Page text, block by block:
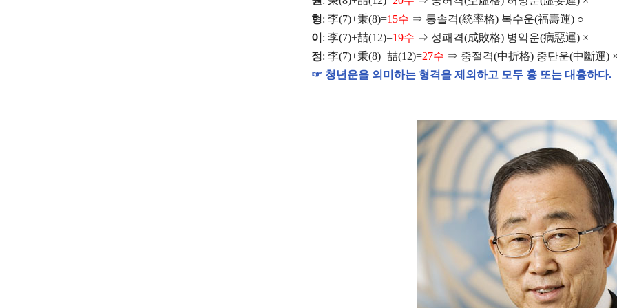
형: 李(7)+秉(8)=15수 ⇒ 통솔격(統率格) 복수운(福壽運) ○
이 : 李(7)+喆(12)=19수 ⇒ 성패격(成敗格) 병악운(病惡運) ×
정: 李(7)+秉(8)+喆(12)=27수 ⇒ 중절격(中折格) 중단운(中斷運)
☞ 청년운을 의미하는 형격을 제외하고 모두 흉 또는 대흉하다.